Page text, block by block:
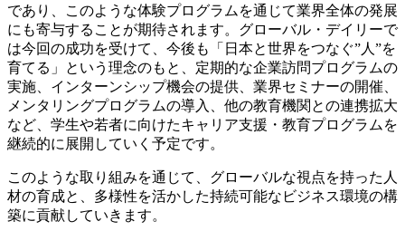
であり、このような体験プログラムを通じて業界全体の発展
にも寄与することが期待されます。グローバル・デイリーで
は今回の成功を受けて、今後も「日本と世界をつなぐ”人”を
育てる」という理念のもと、定期的な企業訪問プログラムの
実施、インターンシップ機会の提供、業界セミナーの開催、
メンタリングプログラムの導入、他の教育機関との連携拡大
など、学生や若者に向けたキャリア支援・教育プログラムを
継続的に展開していく予定です。
このような取り組みを通じて、グローバルな視点を持った人
材の育成と、多様性を活かした持続可能なビジネス環境の構
築に貢献していきます。